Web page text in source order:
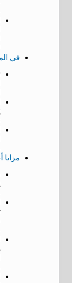
في
مزايا